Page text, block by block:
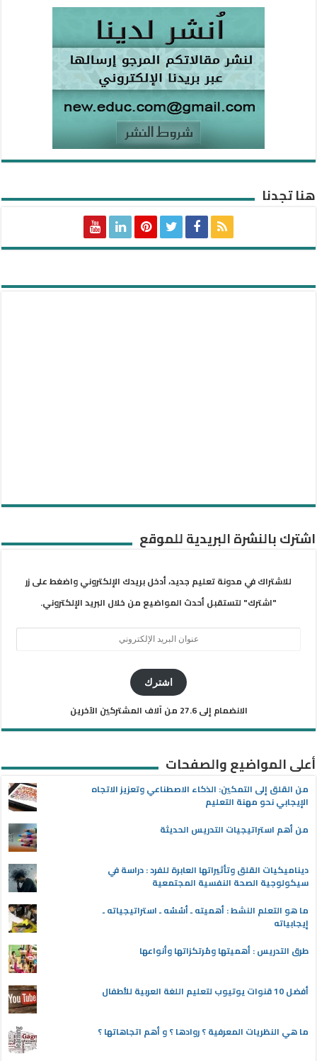
هنا تجدنا
اشترك بالنشرة البريدية للموقع
للاشتراك في مدونة تعليم جديد، أدخل بريدك الإلكتروني واضغط على زر
"اشترك" لتستقبل أحدث المواضيع من خلال البريد الإلكتروني.
اشترك
الانضمام إلى 27.6 من آلاف المشتركين الآخرين
أعلى المواضيع والصفحات
من القلق إلى التمكين: الذكاء الاصطناعي وتعزيز الاتجاه
الإيجابي نحو مهنة التعليم
من أهم استراتيجيات التدريس الحديثة
ديناميكيات القلق وتأثيراتها العابرة للفرد : دراسة في
سيكولوجية الصحة النفسية المجتمعية
ما هو التعلم النشط : أهميته ـ أسُسُه ـ استراتيجياته ـ
إيجابياته
طرق التدريس : أهميتها ومُرتكزاتها وأنواعها
أفضل 10 قنوات يوتيوب لتعليم اللغة العربية للأطفال
ما هي النظريات المعرفية ؟ روادها ؟ و أهم اتجاهاتها ؟